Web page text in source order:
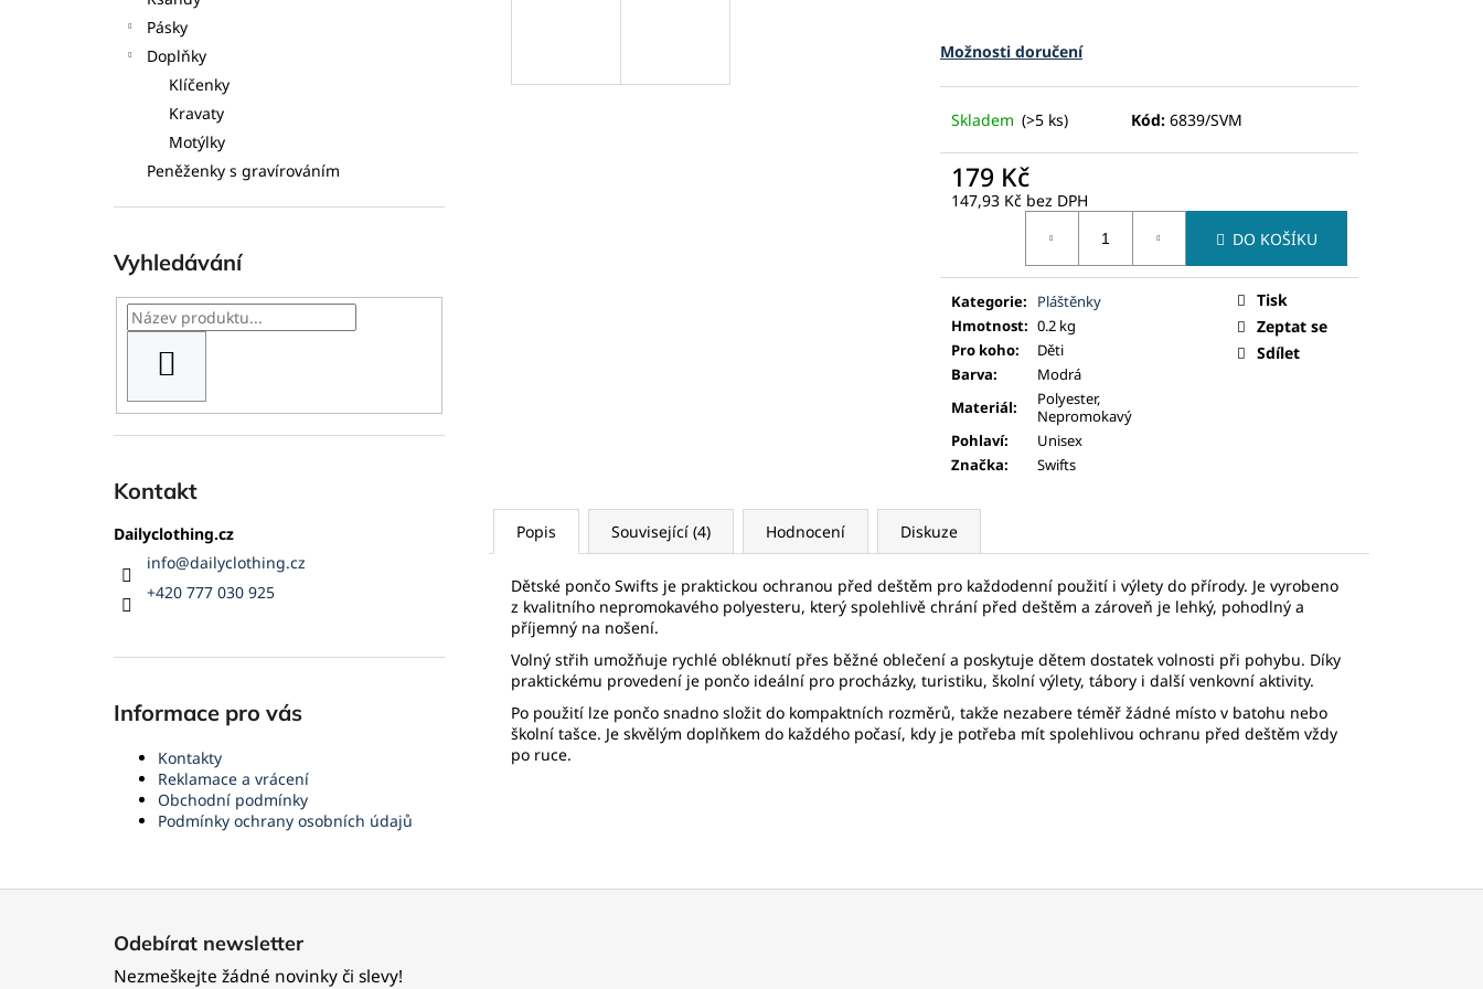
Pásky
Doplňky
Klíčenky
Kravaty
Motýlky
Peněženky s gravírováním
Vyhledávání
Kontakt
Dailyclothing.cz
info@dailyclothing.cz
+420 777 030 925
Informace pro vás
Kontakty
Reklamace a vrácení
Obchodní podmínky
Podmínky ochrany osobních údajů
Možnosti doručení
Skladem (>5 ks) Kód: 6839/SVM
179 Kč
147,93 Kč bez DPH
DO KOŠÍKU
Kategorie:
Pláštěnky
Hmotnost: 0.2 kg
Pro koho:
Děti
Barva:
Modrá
Materiál:
Polyester,
Nepromokavý
Pohlaví:
Unisex
Značka: Swifts
Tisk
Zeptat se
Sdílet
Popis Související (4) Hodnocení Diskuze
Dětské pončo Swifts je praktickou ochranou před deštěm pro každodenní použití i výlety do přírody. Je vyrobeno
z kvalitního nepromokavého polyesteru, který spolehlivě chrání před deštěm a zároveň je lehký, pohodlný a
příjemný na nošení.
Volný střih umožňuje rychlé obléknutí přes běžné oblečení a poskytuje dětem dostatek volnosti při pohybu. Díky
praktickému provedení je pončo ideální pro procházky, turistiku, školní výlety, tábory i další venkovní aktivity.
Po použití lze pončo snadno složit do kompaktních rozměrů, takže nezabere téměř žádné místo v batohu nebo
školní tašce. Je skvělým doplňkem do každého počasí, kdy je potřeba mít spolehlivou ochranu před deštěm vždy
po ruce.
Odebírat newsletter
Nezmeškejte žádné novinky či slevy!